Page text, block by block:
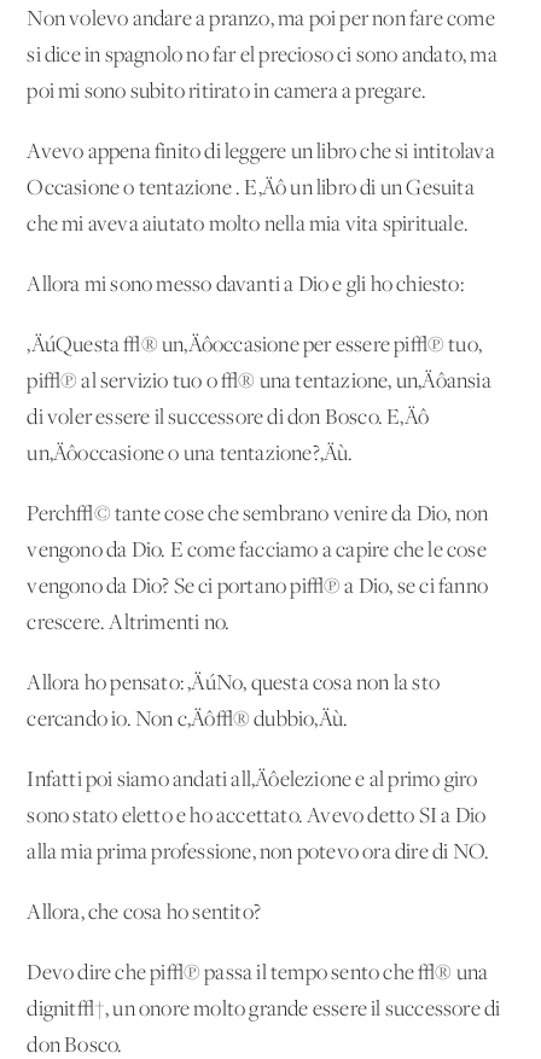
Non volevo andare a pranzo, ma poi per non fare come
si dice in spagnolo no far el precioso ci sono andato, ma
poi mi sono subito ritirato in camera a pregare.
Avevo appena finito di leggere un libro che si intitolava
Occasione o tentazione . E‚Äô un libro di un Gesuita
che mi aveva aiutato molto nella mia vita spirituale.
Allora mi sono messo davanti a Dio e gli ho chiesto:
‚ÄúQuesta √® un‚Äôoccasione per essere pi√π tuo,
pi√π al servizio tuo o √® una tentazione, un‚Äôansia
di voler essere il successore di don Bosco. E‚Äô
un‚Äôoccasione o una tentazione?‚Äù.
Perch√© tante cose che sembrano venire da Dio, non
vengono da Dio. E come facciamo a capire che le cose
vengono da Dio? Se ci portano pi√π a Dio, se ci fanno
crescere. Altrimenti no.
Allora ho pensato: ‚ÄúNo, questa cosa non la sto
cercando io. Non c‚Äô√® dubbio‚Äù.
Infatti poi siamo andati all‚Äôelezione e al primo giro
sono stato eletto e ho accettato. Avevo detto SI a Dio
alla mia prima professione, non potevo ora dire di NO.
Allora, che cosa ho sentito?
Devo dire che pi√π passa il tempo sento che √® una
dignit√†, un onore molto grande essere il successore di
don Bosco.